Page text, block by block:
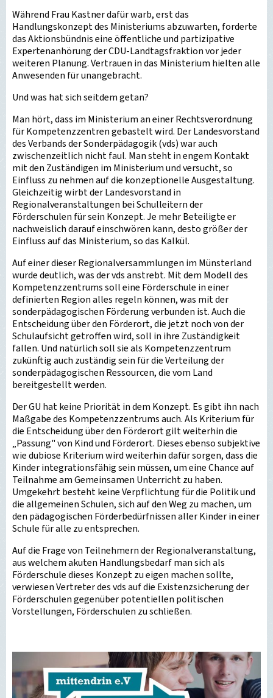
Während Frau Kastner dafür warb, erst das
Handlungskonzept des Ministeriums abzuwarten, forderte
das Aktionsbündnis eine öffentliche und partizipative
Expertenanhörung der CDU-Landtagsfraktion vor jeder
weiteren Planung. Vertrauen in das Ministerium hielten alle
Anwesenden für unangebracht.
Und was hat sich seitdem getan?
Man hört, dass im Ministerium an einer Rechtsverordnung
für Kompetenzzentren gebastelt wird. Der Landesvorstand
des Verbands der Sonderpädagogik (vds) war auch
zwischenzeitlich nicht faul. Man steht in engem Kontakt
mit den Zuständigen im Ministerium und versucht, so
Einfluss zu nehmen auf die konzeptionelle Ausgestaltung.
Gleichzeitig wirbt der Landesvorstand in
Regionalveranstaltungen bei Schulleitern der
Förderschulen für sein Konzept. Je mehr Beteiligte er
nachweislich darauf einschwören kann, desto größer der
Einfluss auf das Ministerium, so das Kalkül.
Auf einer dieser Regionalversammlungen im Münsterland
wurde deutlich, was der vds anstrebt. Mit dem Modell des
Kompetenzzentrums soll eine Förderschule in einer
definierten Region alles regeln können, was mit der
sonderpädagogischen Förderung verbunden ist. Auch die
Entscheidung über den Förderort, die jetzt noch von der
Schulaufsicht getroffen wird, soll in ihre Zuständigkeit
fallen. Und natürlich soll sie als Kompetenzzentrum
zukünftig auch zuständig sein für die Verteilung der
sonderpädagogischen Ressourcen, die vom Land
bereitgestellt werden.
Der GU hat keine Priorität in dem Konzept. Es gibt ihn nach
Maßgabe des Kompetenzzentrums auch. Als Kriterium für
die Entscheidung über den Förderort gilt weiterhin die
„Passung" von Kind und Förderort. Dieses ebenso subjektive
wie dubiose Kriterium wird weiterhin dafür sorgen, dass die
Kinder integrationsfähig sein müssen, um eine Chance auf
Teilnahme am Gemeinsamen Unterricht zu haben.
Umgekehrt besteht keine Verpflichtung für die Politik und
die allgemeinen Schulen, sich auf den Weg zu machen, um
den pädagogischen Förderbedürfnissen aller Kinder in einer
Schule für alle zu entsprechen.
Auf die Frage von Teilnehmern der Regionalveranstaltung,
aus welchem akuten Handlungsbedarf man sich als
Förderschule dieses Konzept zu eigen machen sollte,
verwiesen Vertreter des vds auf die Existenzsicherung der
Förderschulen gegenüber potentiellen politischen
Vorstellungen, Förderschulen zu schließen.